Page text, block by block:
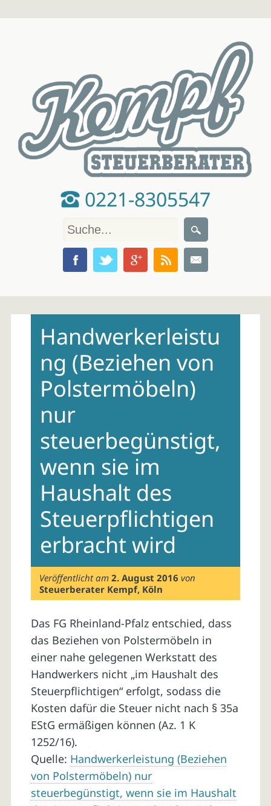
0221-8305547
contentHandwerkerleistu
ng (Beziehen von
Polstermöbeln)
nur
steuerbegünstigt,
wenn sie im
Haushalt des
Steuerpflichtigen
erbracht wird
Veröffentlicht am2. August 2016 von
Steuerberater Kempf, Köln
Das FG Rheinland-Pfalz entschied, dass
das Beziehen von Polstermöbeln in
einer nahe gelegenen Werkstatt des
Handwerkers nicht „im Haushalt des
Steuerpflichtigen“ erfolgt, sodass die
Kosten dafür die Steuer nicht nach § 35a
EStG ermäßigen können (Az. 1 K
1252/16).
Quelle: Handwerkerleistung (Beziehen
von Polstermöbeln) nur
steuerbegünstigt, wenn sie im Haushalt